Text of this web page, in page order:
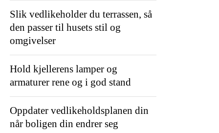
Slik vedlikeholder du terrassen, så
den passer til husets stil og
omgivelser
Hold kjellerens lamper og
armaturer rene og i god stand
Oppdater vedlikeholdsplanen din
når boligen din endrer seg